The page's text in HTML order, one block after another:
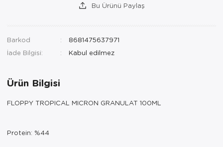
Bu Ürünü Paylaş
Barkod
8681475637971
İade Bilgisi:
Ürün Bilgisi
FLOPPY TROPICAL MICRON GRANULAT 100ML
Protein: %44